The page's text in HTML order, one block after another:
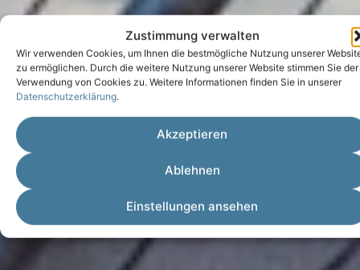
Zustimmung verwalten
Wir verwenden Cookies, um Ihnen die bestmögliche Nutzung unserer
zu ermöglichen. Durch die weitere Nutzung unserer Website stimmen Sie der
Verwendung von Cookies zu. Weitere Informationen finden Sie in unserer
Datenschutzerklärung.
Akzeptieren
Ablehnen
Einstellungen ansehen